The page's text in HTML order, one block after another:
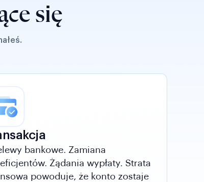
się
bankowe. Zamiana
Żądania wypłaty. Strata
powoduje, że konto zostaje